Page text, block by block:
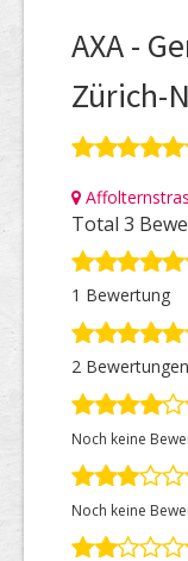
Vorteile
Preise
HELP
Top
Über uns
AXA -
Zürich-
Total 3
1 Bewertung
2 Bewertungen
Noch keine
Noch keine